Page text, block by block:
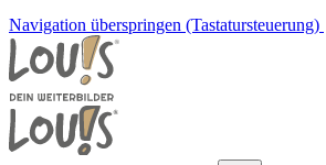
Navigation überspringen (Tastatursteuerung)